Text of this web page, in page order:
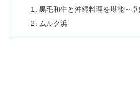
黒毛和牛と沖縄料理を堪能～
ムルク浜